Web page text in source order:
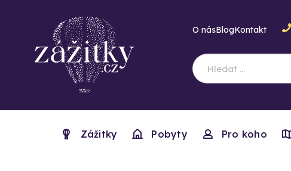
O násBlogKontakt
Zážitky Pobyty Pro koho